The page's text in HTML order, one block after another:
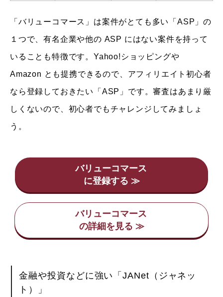
「バリューコマース」は案件がとても多い「ASP」の
１つで、有名企業や他の ASP にはない案件を持って
いることも特徴です。Yahoo!ショッピングや
Amazon とも提携できるので、アフィリエイト初心者
なら登録しておきたい「ASP」です。審査はあまり厳
しくないので、初心者でもチャレンジしてみましょ
う。
バリューコマース
バリューコマース
金融や投資などに強い「JANet（ジャネッ
ト）」